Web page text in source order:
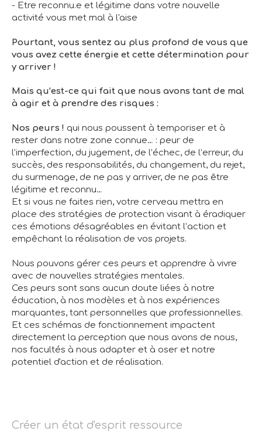
- Etre reconnu.e et légitime dans votre nouvelle
activité vous met mal à l'aise
Pourtant, vous sentez au plus profond de vous que
vous avez cette énergie et cette détermination pour
y arriver !
Mais qu’est-ce qui fait que nous avons tant de mal
à agir et à prendre des risques :
Nos peurs ! qui nous poussent à temporiser et à
rester dans notre zone connue… : peur de
l’imperfection, du jugement, de l’échec, de l’erreur, du
succès, des responsabilités, du changement, du rejet,
du surmenage, de ne pas y arriver, de ne pas être
légitime et reconnu…
Et si vous ne faites rien, votre cerveau mettra en
place des stratégies de protection visant à éradiquer
ces émotions désagréables en évitant l’action et
empêchant la réalisation de vos projets.
Nous pouvons gérer ces peurs et apprendre à vivre
avec de nouvelles stratégies mentales.
Ces peurs sont sans aucun doute liées à notre
éducation, à nos modèles et à nos expériences
marquantes, tant personnelles que professionnelles.
Et ces schémas de fonctionnement impactent
directement la perception que nous avons de nous,
nos facultés à nous adapter et à oser et notre
potentiel d'action et de réalisation.
Créer un état d'esprit ressource